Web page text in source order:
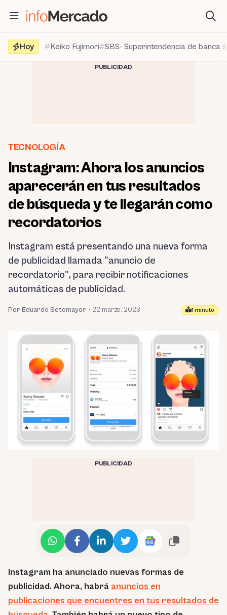
contenido
Hoy
Keiko Fujimori SBS- Superintendencia de banca
PUBLICIDAD
TECNOLOGÍA
Instagram: Ahora los anuncios
aparecerán en tus resultados
de búsqueda y te llegarán como
recordatorios
Instagram está presentando una nueva forma
de publicidad llamada "anuncio de
recordatorio", para recibir notificaciones
automáticas de publicidad.
Por Eduardo Sotomayor • 22 marzo, 2023 1 minuto
PUBLICIDAD
Instagram ha anunciado nuevas formas de
publicidad. Ahora, habrá anuncios en
publicaciones que encuentres en tus resultados de